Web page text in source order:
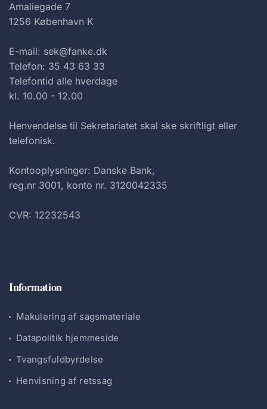
Amaliegade 7
1256 København K
E-mail: sek@fanke.dk
Telefon: 35 43 63 33
Telefontid alle hverdage
kl. 10.00 - 12.00
Henvendelse til Sekretariatet skal ske skriftligt eller
telefonisk.
Kontooplysninger: Danske Bank,
reg.nr 3001, konto nr. 3120042335
CVR: 12232543
Information
Makulering af sagsmateriale
Datapolitik hjemmeside
Tvangsfuldbyrdelse
Henvisning af retssag